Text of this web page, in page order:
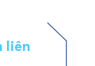
liên